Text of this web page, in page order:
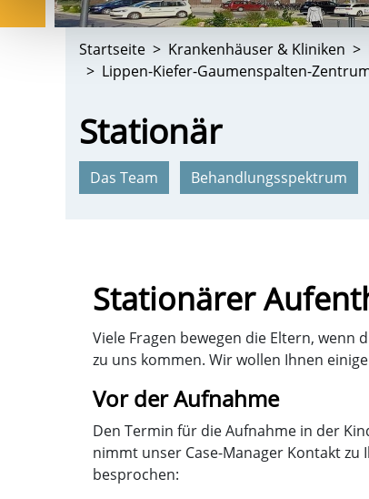
Startseite Krankenhäuser & Kliniken
Lippen-Kiefer-Gaumenspalten-
Stationär
Das Team Behandlungsspektrum
Stationärer
Viele Fragen bewegen die Eltern,
zu uns kommen. Wir wollen Ihnen
Vor der Aufnahme
Den Termin für die Aufnahme in der
nimmt unser Case-Manager Kontakt
besprochen: